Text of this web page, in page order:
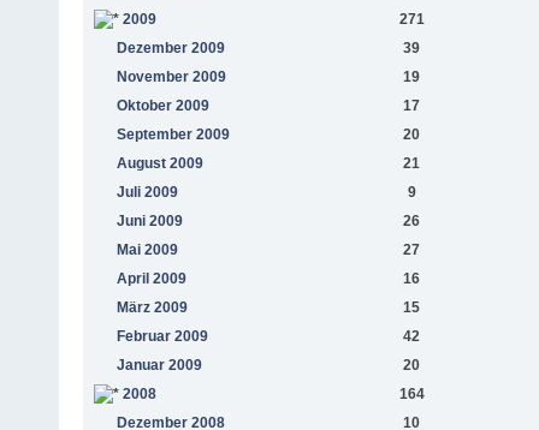
2009
271
Dezember 2009
39
November 2009
19
Oktober 2009
17
September 2009
20
August 2009
21
Juli 2009
9
Juni 2009
26
Mai 2009
27
April 2009
16
März 2009
15
Februar 2009
42
Januar 2009
20
2008
164
Dezember 2008
10